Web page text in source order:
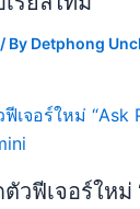
/ By Detphong
วฟีเจอร์ใหม่